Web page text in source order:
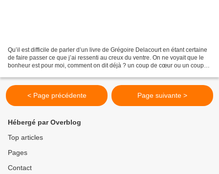
Qu’il est difficile de parler d’un livre de Grégoire Delacourt en étant certaine
de faire passer ce que j’ai ressenti au creux du ventre. On ne voyait que le
bonheur est pour moi, comment on dit déjà ? un coup de cœur ou un coup
< Page précédente Page suivante >
Hébergé par Overblog
Top articles
Pages
Contact